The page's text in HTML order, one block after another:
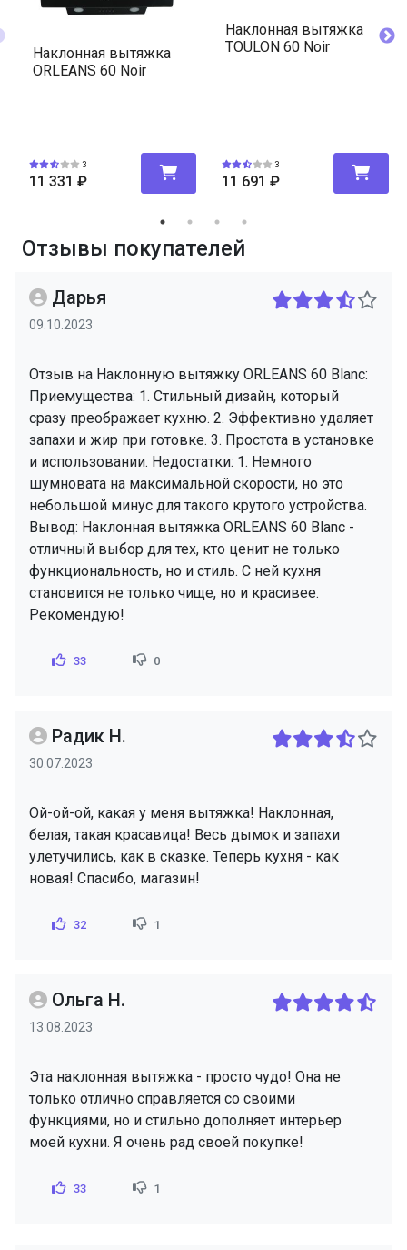
Наклонная вытяжка
ORLEANS 60 Noir
3
11 331 ₽
Наклонная вытяжка
TOULON 60 Noir
3
11 691 ₽
Отзывы покупателей
Дарья
09.10.2023
Отзыв на Наклонную вытяжку ORLEANS 60 Blanc:
Приемущества: 1. Стильный дизайн, который
сразу преображает кухню. 2. Эффективно удаляет
запахи и жир при готовке. 3. Простота в установке
и использовании. Недостатки: 1. Немного
шумновата на максимальной скорости, но это
небольшой минус для такого крутого устройства.
Вывод: Наклонная вытяжка ORLEANS 60 Blanc -
отличный выбор для тех, кто ценит не только
функциональность, но и стиль. С ней кухня
становится не только чище, но и красивее.
Рекомендую!
33 0
Радик Н.
30.07.2023
Ой-ой-ой, какая у меня вытяжка! Наклонная,
белая, такая красавица! Весь дымок и запахи
улетучились, как в сказке. Теперь кухня - как
новая! Спасибо, магазин!
32 1
Ольга Н.
13.08.2023
Эта наклонная вытяжка - просто чудо! Она не
только отлично справляется со своими
функциями, но и стильно дополняет интерьер
моей кухни. Я очень рад своей покупке!
33 1